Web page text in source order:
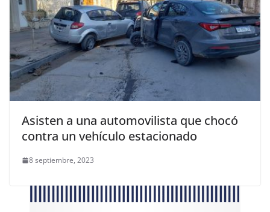
Asisten a una automovilista que chocó
contra un vehículo estacionado
8 septiembre, 2023